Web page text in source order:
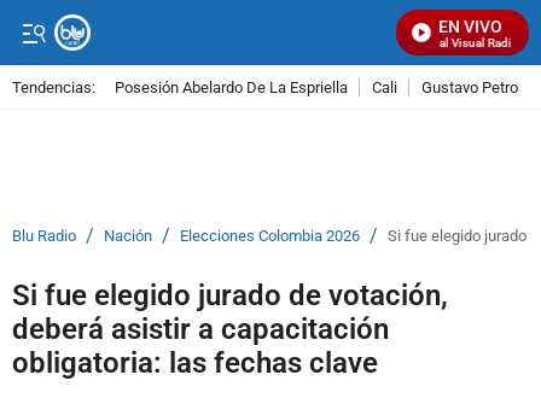
EN VIVO
Señal Visual Radio
Tendencias: Posesión Abelardo De La Espriella Cali Gustavo Petro
Blu Radio / Nación / Elecciones Colombia 2026 / Si fue elegido jurado
Si fue elegido jurado de votación,
deberá asistir a capacitación
obligatoria: las fechas clave